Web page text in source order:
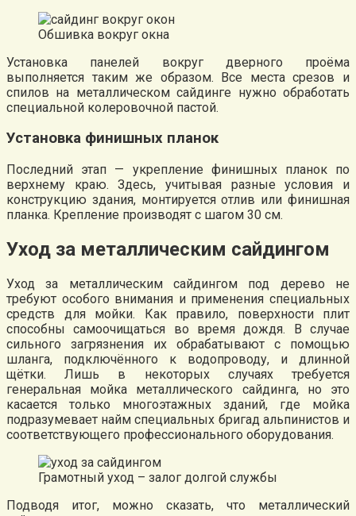
Обшивка вокруг окна
Установка панелей вокруг дверного проёма
выполняется таким же образом. Все места срезов и
спилов на металлическом сайдинге нужно обработать
специальной колеровочной пастой.
Установка финишных планок
Последний этап — укрепление финишных планок по
верхнему краю. Здесь, учитывая разные условия и
конструкцию здания, монтируется отлив или финишная
планка. Крепление производят с шагом 30 см.
Уход за металлическим сайдингом
Уход за металлическим сайдингом под дерево не
требуют особого внимания и применения специальных
средств для мойки. Как правило, поверхности плит
способны самоочищаться во время дождя. В случае
сильного загрязнения их обрабатывают с помощью
шланга, подключённого к водопроводу, и длинной
щётки. Лишь в некоторых случаях требуется
генеральная мойка металлического сайдинга, но это
касается только многоэтажных зданий, где мойка
подразумевает найм специальных бригад альпинистов и
соответствующего профессионального оборудования.
Грамотный уход – залог долгой службы
Подводя итог, можно сказать, что металлический